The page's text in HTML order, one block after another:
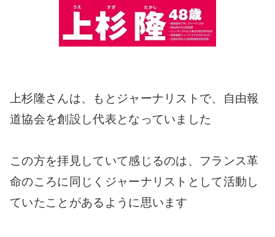
上杉隆さんは、もとジャーナリストで、自由報
道協会を創設し代表となっていました
この方を拝見していて感じるのは、フランス革
命のころに同じくジャーナリストとして活動し
ていたことがあるように思います